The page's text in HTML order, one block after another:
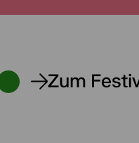
Zum